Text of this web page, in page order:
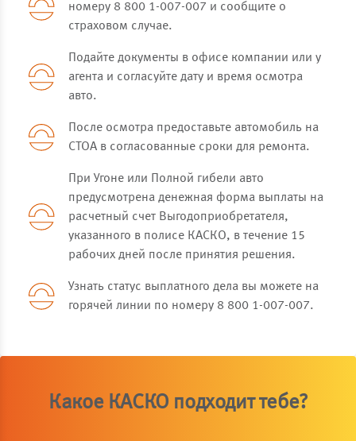
номеру 8 800 1-007-007 и сообщите о
страховом случае.
Подайте документы в офисе компании или у
агента и согласуйте дату и время осмотра
авто.
После осмотра предоставьте автомобиль на
СТОА в согласованные сроки для ремонта.
При Угоне или Полной гибели авто
предусмотрена денежная форма выплаты на
расчетный счет Выгодоприобретателя,
указанного в полисе КАСКО, в течение 15
рабочих дней после принятия решения.
Узнать статус выплатного дела вы можете на
горячей линии по номеру 8 800 1-007-007.
Какое КАСКО подходит тебе?